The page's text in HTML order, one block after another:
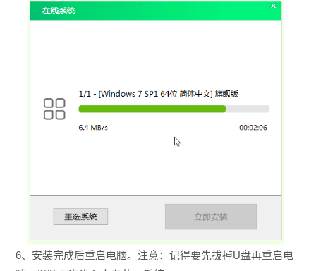
6、安装完成后重启电脑。注意：记得要先拔掉U盘再重启电